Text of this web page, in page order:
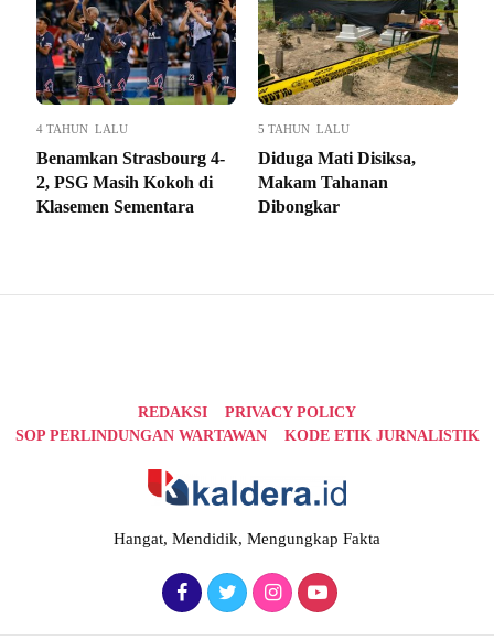
4 TAHUN LALU
Benamkan Strasbourg 4-
2, PSG Masih Kokoh di
Klasemen Sementara
5 TAHUN LALU
Diduga Mati Disiksa,
Makam Tahanan
Dibongkar
REDAKSI
PRIVACY POLICY
SOP PERLINDUNGAN WARTAWAN
KODE ETIK JURNALISTIK
Hangat, Mendidik, Mengungkap Fakta